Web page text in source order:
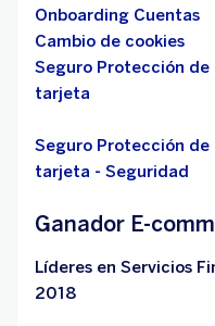
Onboarding Cuentas
Cambio de cookies
Seguro Protección de
tarjeta
Seguro Protección de
tarjeta - Seguridad
Ganador E-
Líderes en Servicios
2018